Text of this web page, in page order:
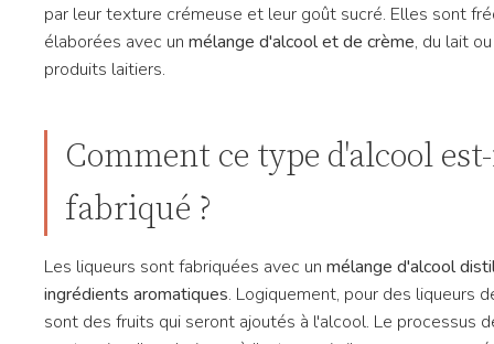
par leur texture crémeuse et leur goût sucré. Elles sont
élaborées avec un mélange d'alcool et de crème, du lait
produits laitiers.
Comment ce type d'alcool
fabriqué ?
Les liqueurs sont fabriquées avec un mélange d'alcool
ingrédients aromatiques. Logiquement, pour des liqueurs
sont des fruits qui seront ajoutés à l'alcool. Le processus